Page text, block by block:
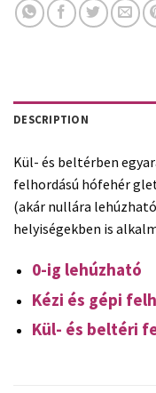
DESCRIPTION
Kül- és beltérben
felhordású hófehér
(akár nullára
helyiségekben is
0-ig lehúzható
Kézi és gépi
Kül- és beltéri